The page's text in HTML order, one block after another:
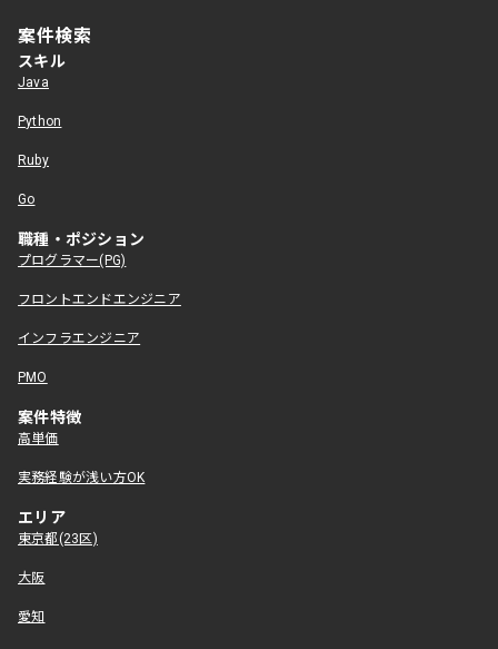
案件検索
スキル
Java
Python
Ruby
Go
職種・ポジション
プログラマー(PG)
フロントエンドエンジニア
インフラエンジニア
PMO
案件特徴
高単価
実務経験が浅い方OK
エリア
東京都(23区)
大阪
愛知